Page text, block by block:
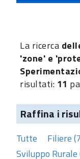
La ricerca
'zone' e
risultati: 11
Raffina i
Tutte Filiere
Sviluppo Rurale